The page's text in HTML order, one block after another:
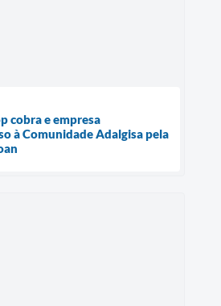
cobra e empresa
à Comunidade Adalgisa pela